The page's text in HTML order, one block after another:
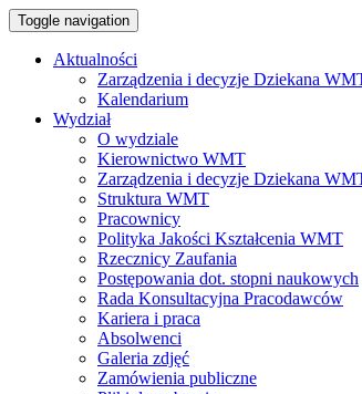
Toggle navigation
Aktualności
Zarządzenia i decyzje Dziekana
Kalendarium
Wydział
O wydziale
Kierownictwo WMT
Zarządzenia i decyzje Dziekana
Struktura WMT
Pracownicy
Polityka Jakości Kształcenia WMT
Rzecznicy Zaufania
Postępowania dot. stopni naukowych
Rada Konsultacyjna Pracodawców
Kariera i praca
Absolwenci
Galeria zdjęć
Zamówienia publiczne